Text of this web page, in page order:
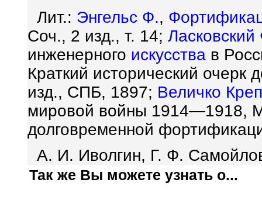
Лит.: Энгельс Ф.,
Соч., 2 изд., т. 14;
инженерного искусства в
Краткий исторический
изд., СПБ, 1897; Величко
мировой войны 1914—1918,
долговременной
А. И. Иволгин, Г. Ф.
Так же Вы можете узнать о...